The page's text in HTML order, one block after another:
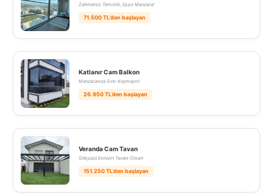
Zahmetsiz Temizlik, Eşsiz Manzara!
71.500 TL’den başlayan
Katlanır Cam Balkon
Manzaranıza Sınır Koymayın!
26.950 TL’den başlayan
Veranda Cam Tavan
Gökyüzü Evinizin Tavanı Olsun!
151.250 TL’den başlayan